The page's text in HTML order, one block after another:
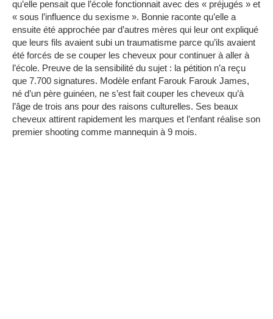
qu’elle pensait que l’école fonctionnait avec des « préjugés » et
« sous l’influence du sexisme ». Bonnie raconte qu’elle a
ensuite été approchée par d’autres mères qui leur ont expliqué
que leurs fils avaient subi un traumatisme parce qu’ils avaient
été forcés de se couper les cheveux pour continuer à aller à
l’école. Preuve de la sensibilité du sujet : la pétition n’a reçu
que 7.700 signatures. Modèle enfant Farouk Farouk James,
né d’un père guinéen, ne s’est fait couper les cheveux qu’à
l’âge de trois ans pour des raisons culturelles. Ses beaux
cheveux attirent rapidement les marques et l’enfant réalise son
premier shooting comme mannequin à 9 mois.